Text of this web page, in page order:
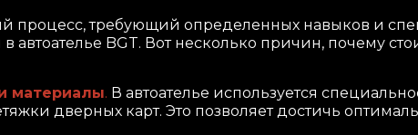
процесс, требующий определенных навыков и
автоателье BGT. Вот несколько причин, почему
материалы. В автоателье используется
дверных карт. Это позволяет достичь